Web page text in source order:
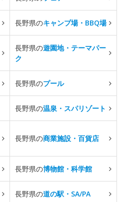
長野県のキャンプ場・BBQ場
長野県の遊園地・テーマパー
ク
長野県のプール
長野県の温泉・スパリゾート
長野県の商業施設・百貨店
長野県の博物館・科学館
長野県の道の駅・SA/PA